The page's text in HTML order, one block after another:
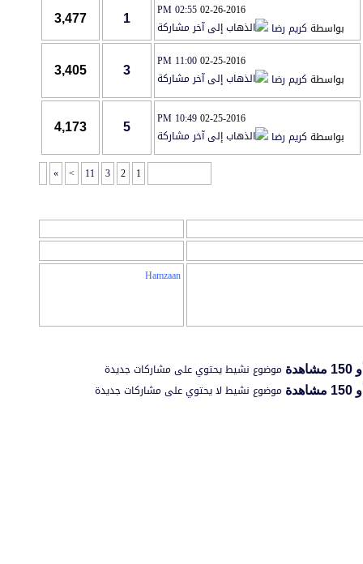
02-26-2016
02:55 PM
بواسطة كريم رضا
1
3,477
02-25-2016
11:00 PM
بواسطة كريم رضا
3
3,405
02-25-2016
10:49 PM
بواسطة كريم رضا
5
4,173
1
2
3
11
>
»
Hamzaan
موضوع نشيط يحتوي على مشاركات جديدة
موضوع نشيط لا يحتوي على مشاركات جديدة